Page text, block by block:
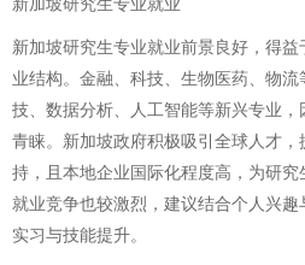
新加坡研究生专业就业
新加坡研究生专业就业前景良好，得
业结构。金融、科技、生物医药、物
技、数据分析、人工智能等新兴专业
青睐。新加坡政府积极吸引全球人才
持，且本地企业国际化程度高，为研究
就业竞争也较激烈，建议结合个人兴
实习与技能提升。